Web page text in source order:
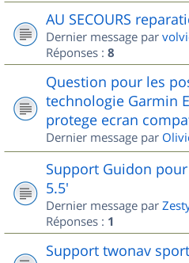
AU SECOURS
Dernier message par
Réponses : 8
Question pour les
technologie Garmin
protege ecran
Dernier message par
Support Guidon
5.5'
Dernier message par
Réponses : 1
Support twonav